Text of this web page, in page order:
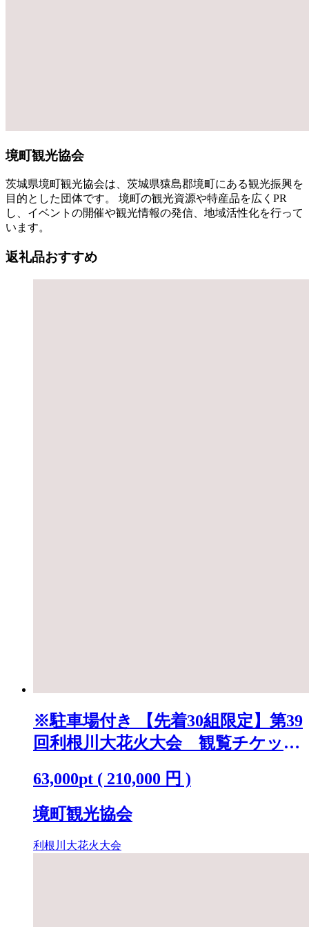
境町観光協会
茨城県境町観光協会は、茨城県猿島郡境町にある観光振興を
目的とした団体です。 境町の観光資源や特産品を広くPR
し、イベントの開催や観光情報の発信、地域活性化を行って
います。
返礼品おすすめ
※駐車場付き 【先着30組限定】第39
回利根川大花火大会 観覧チケット
63,000pt ( 210,000 円 )
境町観光協会
利根川大花火大会